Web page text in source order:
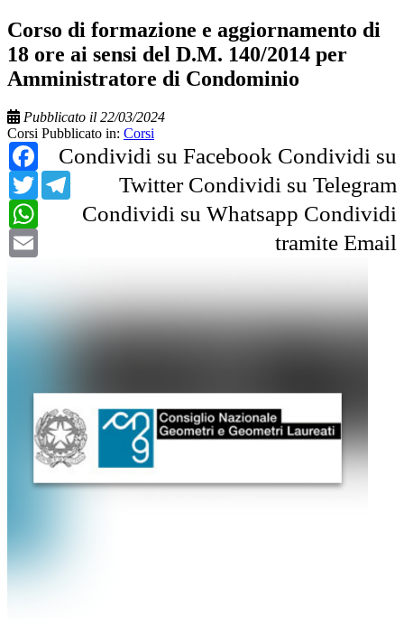
Corso di formazione e aggiornamento di
18 ore ai sensi del D.M. 140/2014 per
Amministratore di Condominio
Pubblicato il 22/03/2024
Corsi Pubblicato in: Corsi
Condividi su Facebook
Facebook
Condividi su
Twitter
Twitter Condividi su Telegram
Telegram
Condividi su Whatsapp
WhatsApp
Condividi
tramite Email